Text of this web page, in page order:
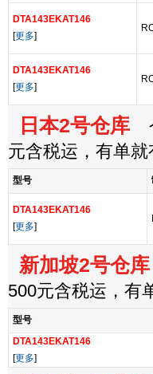
DTA143EKAT146
[更多]
DTA143EKAT146
[更多]
日本2号仓库
元含税运，有单
型号
DTA143EKAT146
[更多]
新加坡2号仓库
500元含税运，有
型号
DTA143EKAT146
[更多]